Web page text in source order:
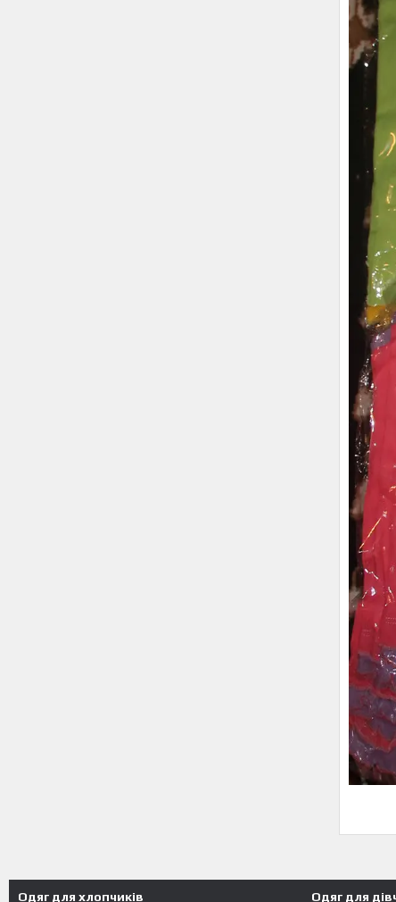
Одяг для хлопчиків Одяг для